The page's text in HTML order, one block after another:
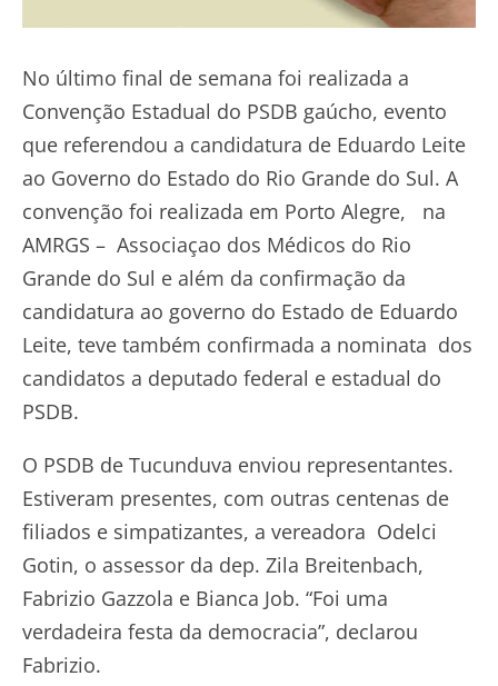
No último final de semana foi realizada a
Convenção Estadual do PSDB gaúcho, evento
que referendou a candidatura de Eduardo Leite
ao Governo do Estado do Rio Grande do Sul. A
convenção foi realizada em Porto Alegre, na
AMRGS – Associaçao dos Médicos do Rio
Grande do Sul e além da confirmação da
candidatura ao governo do Estado de Eduardo
Leite, teve também confirmada a nominata dos
candidatos a deputado federal e estadual do
PSDB.
O PSDB de Tucunduva enviou representantes.
Estiveram presentes, com outras centenas de
filiados e simpatizantes, a vereadora Odelci
Gotin, o assessor da dep. Zila Breitenbach,
Fabrizio Gazzola e Bianca Job. “Foi uma
verdadeira festa da democracia”, declarou
Fabrizio.